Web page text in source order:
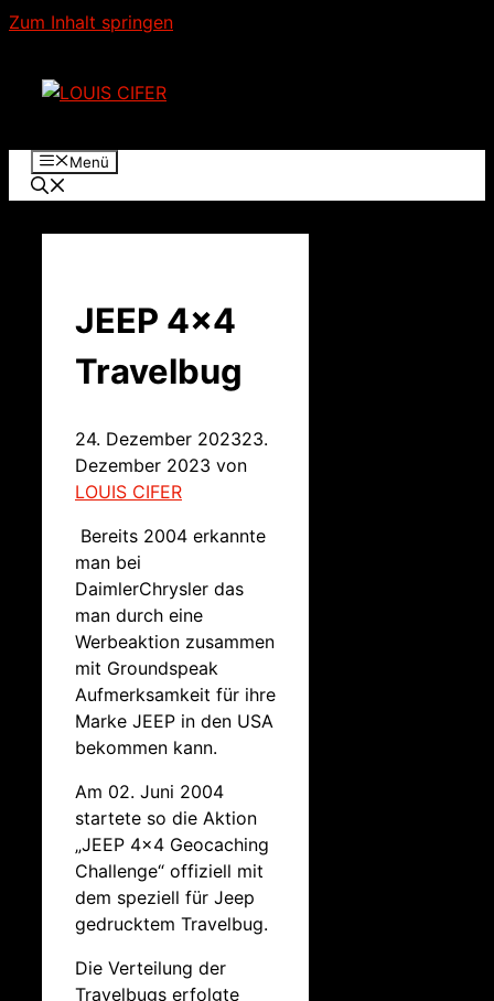
Zum Inhalt springen
Menü
JEEP 4×4
Travelbug
24. Dezember 202323.
Dezember 2023 von
LOUIS CIFER
Bereits 2004 erkannte
man bei
DaimlerChrysler das
man durch eine
Werbeaktion zusammen
mit Groundspeak
Aufmerksamkeit für ihre
Marke JEEP in den USA
bekommen kann.
Am 02. Juni 2004
startete so die Aktion
„JEEP 4×4 Geocaching
Challenge“ offiziell mit
dem speziell für Jeep
gedrucktem Travelbug.
Die Verteilung der
Travelbugs erfolgte